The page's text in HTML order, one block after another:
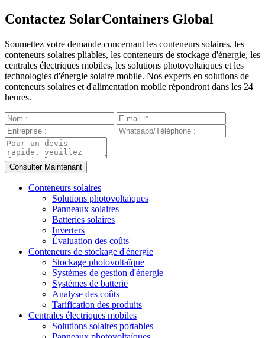
Contactez SolarContainers Global
Soumettez votre demande concernant les conteneurs solaires, les
conteneurs solaires pliables, les conteneurs de stockage d'énergie, les
centrales électriques mobiles, les solutions photovoltaïques et les
technologies d'énergie solaire mobile. Nos experts en solutions de
conteneurs solaires et d'alimentation mobile répondront dans les 24
heures.
Conteneurs solaires
Solutions photovoltaïques
Panneaux solaires
Batteries solaires
Inverters
Évaluation des coûts
Conteneurs de stockage d'énergie
Stockage photovoltaïque
Systèmes de gestion d'énergie
Systèmes de batterie
Analyse des coûts
Tarification des produits
Centrales électriques mobiles
Solutions solaires portables